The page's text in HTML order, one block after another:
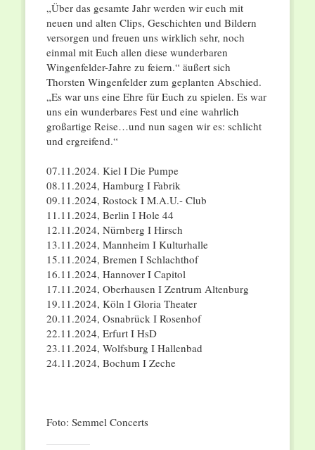
„Über das gesamte Jahr werden wir euch mit
neuen und alten Clips, Geschichten und Bildern
versorgen und freuen uns wirklich sehr, noch
einmal mit Euch allen diese wunderbaren
Wingenfelder-Jahre zu feiern.“ äußert sich
Thorsten Wingenfelder zum geplanten Abschied.
„Es war uns eine Ehre für Euch zu spielen. Es war
uns ein wunderbares Fest und eine wahrlich
großartige Reise…und nun sagen wir es: schlicht
und ergreifend.“
07.11.2024. Kiel I Die Pumpe
08.11.2024, Hamburg I Fabrik
09.11.2024, Rostock I M.A.U.- Club
11.11.2024, Berlin I Hole 44
12.11.2024, Nürnberg I Hirsch
13.11.2024, Mannheim I Kulturhalle
15.11.2024, Bremen I Schlachthof
16.11.2024, Hannover I Capitol
17.11.2024, Oberhausen I Zentrum Altenburg
19.11.2024, Köln I Gloria Theater
20.11.2024, Osnabrück I Rosenhof
22.11.2024, Erfurt I HsD
23.11.2024, Wolfsburg I Hallenbad
24.11.2024, Bochum I Zeche
Foto: Semmel Concerts